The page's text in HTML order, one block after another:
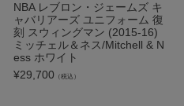
NBA レブロン・ジェームズ キ
ャバリアーズ ユニフォーム 復
刻 スウィングマン (2015-16)
ミッチェル＆ネス/Mitchell & N
ess ホワイト
¥29,700 （税込）